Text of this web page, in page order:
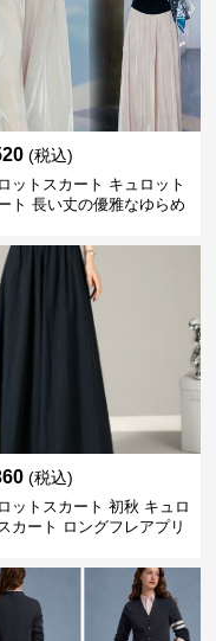
(税込)
ットスカート キュロット
ト 長い丈の優雅なゆらめ
(税込)
ットスカート 初秋 キュロ
カート ロングフレアプリ